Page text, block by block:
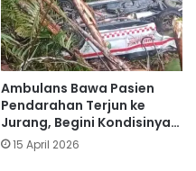
Ambulans Bawa Pasien
Pendarahan Terjun ke
Jurang, Begini Kondisinya…
15 April 2026